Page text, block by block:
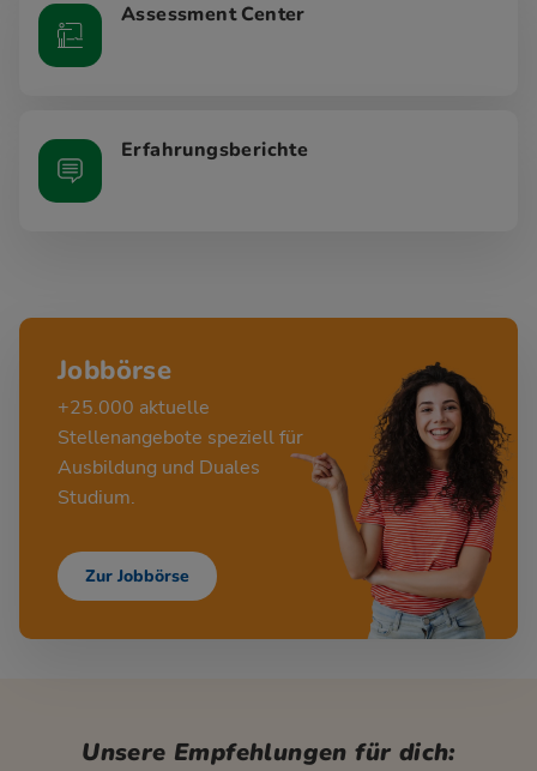
Assessment Center
Erfahrungsberichte
Jobbörse
+25.000 aktuelle
Stellenangebote speziell für
Ausbildung und Duales
Studium.
Zur Jobbörse
Unsere Empfehlungen für dich: